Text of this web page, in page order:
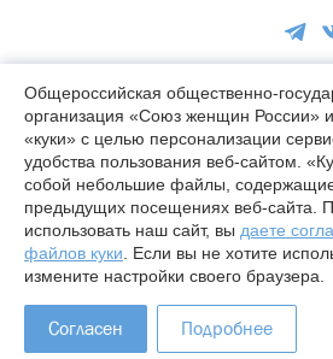
16+
© wuor.ru Использование материалов
при указании ссылки на источник
Правовая информация
Карта сайта
Лицензия СМИ Эл № ФС77-78338 от
Разработано в Indexis
Общероссийская общественно-
организация «Союз женщин России»
«куки» с целью персонализации
удобства пользования веб-сайтом.
собой небольшие файлы,
предыдущих посещениях веб-сайта.
использовать наш сайт, вы даете
файлов куки . Если вы не хотите
измените настройки своего браузера.
Подробнее
Согласен